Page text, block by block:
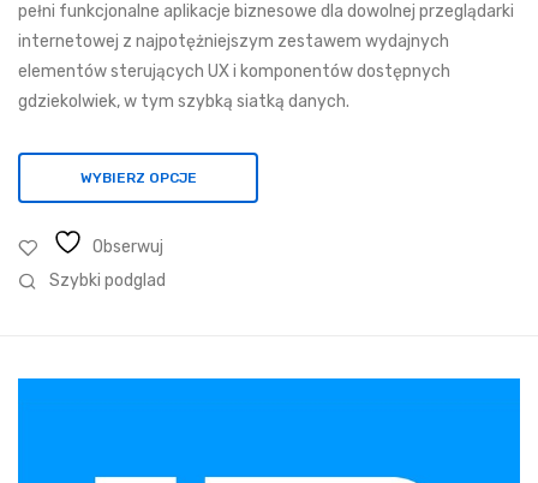
030,65 zł
pełni funkcjonalne aplikacje biznesowe dla dowolnej przeglądarki
internetowej z najpotężniejszym zestawem wydajnych
elementów sterujących UX i komponentów dostępnych
gdziekolwiek, w tym szybką siatką danych.
WYBIERZ OPCJE
Obserwuj
Szybki podglad